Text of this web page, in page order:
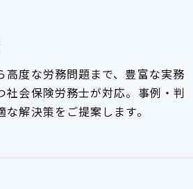
高度な労務問題まで、豊富な実務
社会保険労務士が対応。事例・判
解決策をご提案します。